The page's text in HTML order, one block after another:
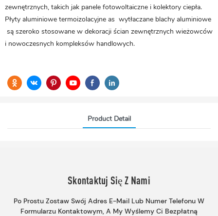
zewnętrznych, takich jak panele fotowoltaiczne i kolektory ciepła.
Płyty aluminiowe termoizolacyjne as wytłaczane blachy aluminiowe
są szeroko stosowane w dekoracji ścian zewnętrznych wieżowców
i nowoczesnych kompleksów handlowych.
Product Detail
Skontaktuj Się Z Nami
Po Prostu Zostaw Swój Adres E-Mail Lub Numer Telefonu W
Formularzu Kontaktowym, A My Wyślemy Ci Bezpłatną